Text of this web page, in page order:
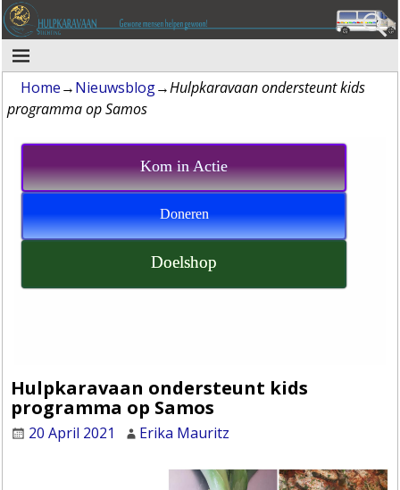
Home→Nieuwsblog→Hulpkaravaan ondersteunt kids
programma op Samos
Kom in Actie
Doneren
Doelshop
Hulpkaravaan ondersteunt kids
programma op Samos
20 April 2021 Erika Mauritz